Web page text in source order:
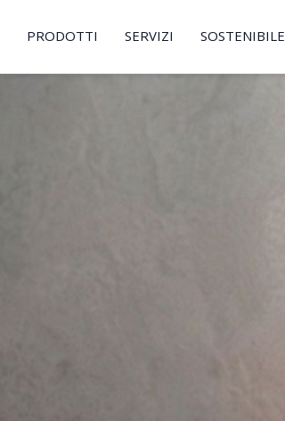
PRODOTTI SERVIZI SOSTENIBILE